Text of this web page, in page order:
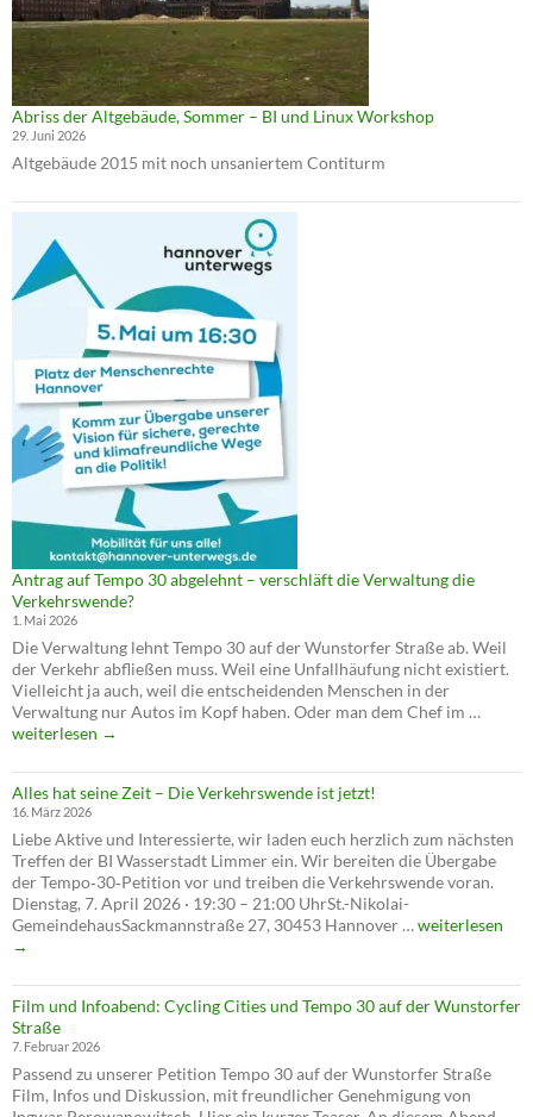
Abriss der Altgebäude, Sommer – BI und Linux Workshop
29. Juni 2026
Altgebäude 2015 mit noch unsaniertem Contiturm
Antrag auf Tempo 30 abgelehnt – verschläft die Verwaltung die
Verkehrswende?
1. Mai 2026
Die Verwaltung lehnt Tempo 30 auf der Wunstorfer Straße ab. Weil
der Verkehr abfließen muss. Weil eine Unfallhäufung nicht existiert.
Vielleicht ja auch, weil die entscheidenden Menschen in der
Verwaltung nur Autos im Kopf haben. Oder man dem Chef im …
30
die
weiterlesen →
Alles hat seine Zeit – Die Verkehrswende ist jetzt!
16. März 2026
Liebe Aktive und Interessierte, wir laden euch herzlich zum nächsten
Treffen der BI Wasserstadt Limmer ein. Wir bereiten die Übergabe
der Tempo‑30‑Petition vor und treiben die Verkehrswende voran.
Dienstag, 7. April 2026 · 19:30 – 21:00 UhrSt.-Nikolai-
GemeindehausSackmannstraße 27, 30453 Hannover …Alles
Zeit
–
ist
jetzt!
weiterlesen
→
Film und Infoabend: Cycling Cities und Tempo 30 auf der Wunstorfer
Straße
7. Februar 2026
Passend zu unserer Petition Tempo 30 auf der Wunstorfer Straße
Film, Infos und Diskussion, mit freundlicher Genehmigung von